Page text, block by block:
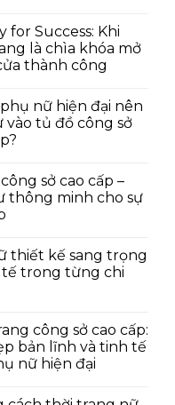
for Success: Khi
là chìa khóa mở
thành công
phụ nữ hiện đại nên
vào tủ đồ công sở
sở cao cấp –
thông minh cho sự
thiết kế sang trọng
tế trong từng chi
công sở cao cấp:
bản lĩnh và tinh tế
nữ hiện đại